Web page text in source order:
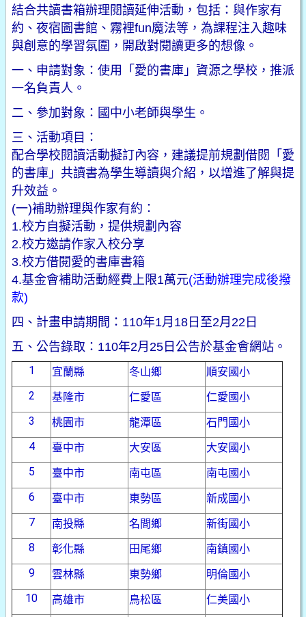
結合共讀書箱辦理閱讀延伸活動，包括：與作家有
約、夜宿圖書館、霧裡fun魔法等，為課程注入趣味
與創意的學習氛圍，開啟對閱讀更多的想像。
一、申請對象：使用「愛的書庫」資源之學校，推派
一名負責人。
二、參加對象：國中小老師與學生。
三、活動項目：
配合學校閱讀活動擬訂內容，建議提前規劃借閱「愛
的書庫」共讀書為學生導讀與介紹，以增進了解與提
升效益。
(一)補助辦理與作家有約：
1.校方自擬活動，提供規劃內容
2.校方邀請作家入校分享
3.校方借閱愛的書庫書箱
4.基金會補助活動經費上限1萬元(活動辦理完成後撥
款)
四、計畫申請期間：110年1月18日至2月22日
五、公告錄取：110年2月25日公告於基金會網站。
1 宜蘭縣 冬山鄉
順安國小
2
基隆市 仁愛區
仁愛國小
3
桃園市 龍潭區
石門國小
4
臺中市 大安區
大安國小
5
臺中市 南屯區
南屯國小
6
臺中市 東勢區
新成國小
7
南投縣 名間鄉
新街國小
8
彰化縣 田尾鄉
南鎮國小
9
雲林縣 東勢鄉
明倫國小
10
高雄市 鳥松區
仁美國小